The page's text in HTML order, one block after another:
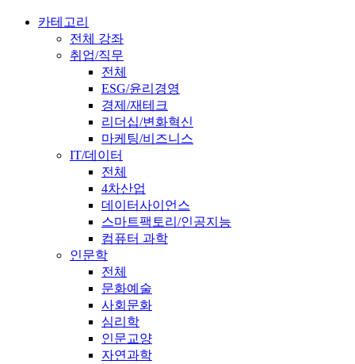
카테고리
전체 강좌
취업/직무
전체
ESG/윤리경영
경제/재테크
리더십/변화혁신
마케팅/비즈니스
IT/데이터
전체
4차산업
데이터사이언스
스마트팩토리/인공지능
컴퓨터 과학
인문학
전체
문화예술
사회문화
심리학
인문교양
자연과학